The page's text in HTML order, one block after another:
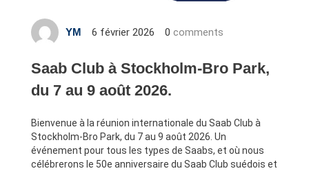
YM 6 février 2026 0 comments
Saab Club à Stockholm-Bro Park,
du 7 au 9 août 2026.
Bienvenue à la réunion internationale du Saab Club à
Stockholm-Bro Park, du 7 au 9 août 2026. Un
événement pour tous les types de Saabs, et où nous
célébrerons le 50e anniversaire du Saab Club suédois et